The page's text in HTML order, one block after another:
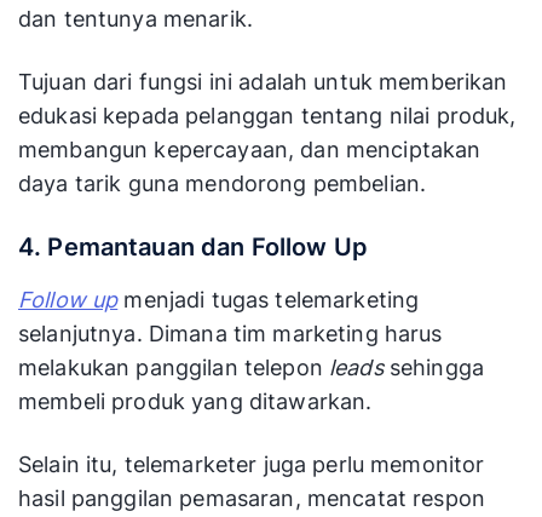
dan tentunya menarik.
Tujuan dari fungsi ini adalah untuk memberikan
edukasi kepada pelanggan tentang nilai produk,
membangun kepercayaan, dan menciptakan
daya tarik guna mendorong pembelian.
4. Pemantauan dan Follow Up
Follow upmenjadi tugas telemarketing
selanjutnya. Dimana tim marketing harus
melakukan panggilan telepon leads sehingga
membeli produk yang ditawarkan.
Selain itu, telemarketer juga perlu memonitor
hasil panggilan pemasaran, mencatat respon